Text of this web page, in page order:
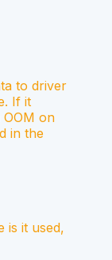
to driver
If it
on
in the
is it used,